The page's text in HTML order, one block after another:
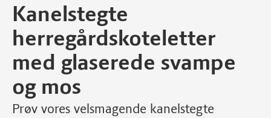
Kanelstegte
herregårdskoteletter
med glaserede svampe
og mos
Prøv vores velsmagende kanelstegte